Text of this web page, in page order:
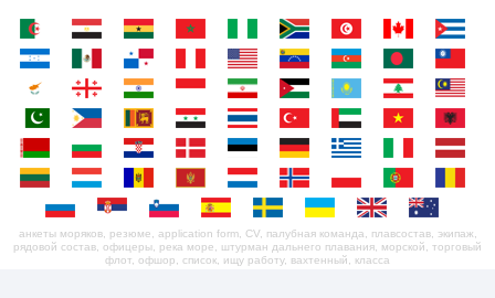
анкеты моряков, резюме, application form, CV, палубная команда, плавсостав, экипаж,
рядовой состав, офицеры, река море, штурман дальнего плавания, морской, торговый
флот, офшор, список, ищу работу, вахтенный, класса